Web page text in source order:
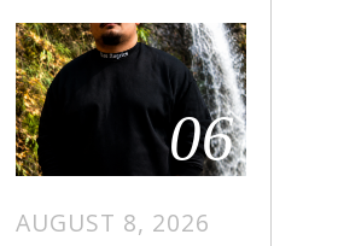
06
AUGUST 8, 2026